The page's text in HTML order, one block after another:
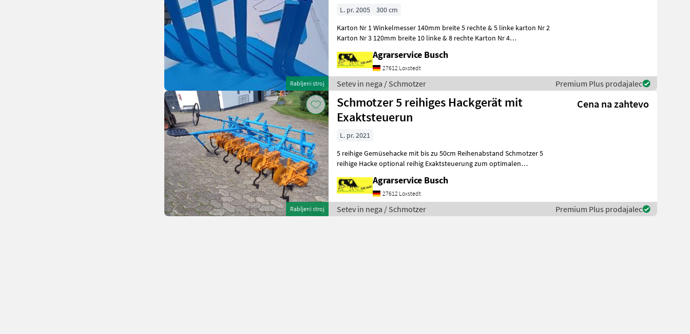
Rabljeni stroj
L. pr. 2005
300 cm
Karton Nr 1 Winkelmesser 140mm breite 5 rechte & 5 linke karton Nr 2
Karton Nr 3 120mm breite 10 linke & 8 rechte Karton Nr 4
Agrarservice Busch
27612 Loxstedt
Setev in nega / Schmotzer Premium Plus prodajalec
Rabljeni stroj
Schmotzer 5 reihiges Hackgerät mit
Exaktsteuerun
Cena na zahtevo
L. pr. 2021
5 reihige Gemüsehacke mit bis zu 50cm Reihenabstand Schmotzer 5
reihige Hacke optional reihig Exaktsteuerung zum optimalen
Agrarservice Busch
27612 Loxstedt
Setev in nega / Schmotzer Premium Plus prodajalec